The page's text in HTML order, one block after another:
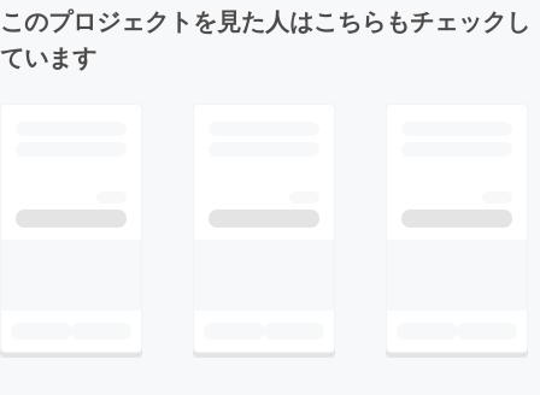
このプロジェクトを見た人はこちらもチェックし
ています